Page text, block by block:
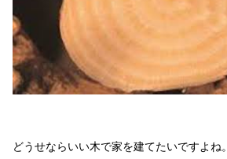
どうせならいい木で家を建てたいですよね。